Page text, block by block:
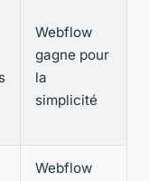
Webflow
gagne pour
la
simplicité
Webflow